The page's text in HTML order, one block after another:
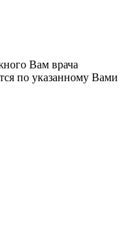
Вам врача
по указанному Вами